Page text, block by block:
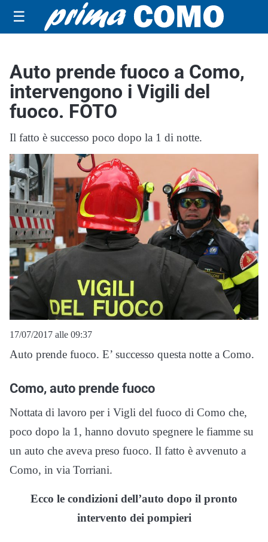
☰
Auto prende fuoco a Como,
intervengono i Vigili del
fuoco. FOTO
Il fatto è successo poco dopo la 1 di notte.
17/07/2017 alle 09:37
Auto prende fuoco. E’ successo questa notte a Como.
Como, auto prende fuoco
Nottata di lavoro per i Vigli del fuoco di Como che,
poco dopo la 1, hanno dovuto spegnere le fiamme su
un auto che aveva preso fuoco. Il fatto è avvenuto a
Como, in via Torriani.
Ecco le condizioni dell’auto dopo il pronto
intervento dei pompieri